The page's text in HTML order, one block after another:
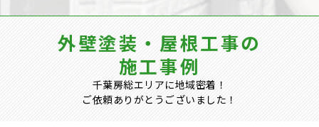
外壁塗装・屋根工事の
施工事例
千葉房総エリアに地域密着！
ご依頼ありがとうございました！